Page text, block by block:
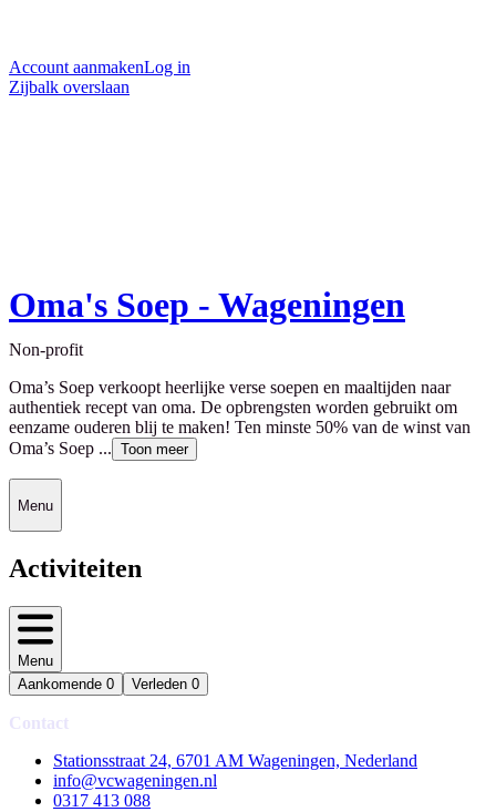
Account aanmakenLog in
Zijbalk overslaan
Oma's Soep - Wageningen
Non-profit
Oma’s Soep verkoopt heerlijke verse soepen en maaltijden naar
authentiek recept van oma. De opbrengsten worden gebruikt om
eenzame ouderen blij te maken! Ten minste 50% van de winst van
Oma’s Soep ... Toon meer
Menu
Activiteiten
Menu
Aankomende 0 Verleden 0
Contact
Stationsstraat 24, 6701 AM Wageningen, Nederland
info@vcwageningen.nl
0317 413 088